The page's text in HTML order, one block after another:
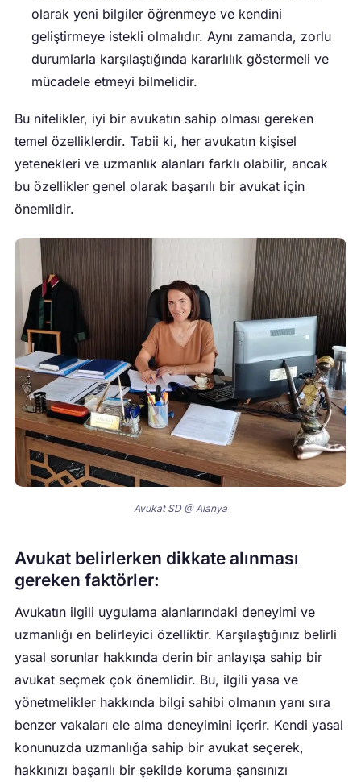
olarak yeni bilgiler öğrenmeye ve kendini
geliştirmeye istekli olmalıdır. Aynı zamanda, zorlu
durumlarla karşılaştığında kararlılık göstermeli ve
mücadele etmeyi bilmelidir.
Bu nitelikler, iyi bir avukatın sahip olması gereken
temel özelliklerdir. Tabii ki, her avukatın kişisel
yetenekleri ve uzmanlık alanları farklı olabilir, ancak
bu özellikler genel olarak başarılı bir avukat için
önemlidir.
Avukat SD @ Alanya
Avukat belirlerken dikkate alınması
gereken faktörler:
Avukatın ilgili uygulama alanlarındaki deneyimi ve
uzmanlığı en belirleyici özelliktir. Karşılaştığınız belirli
yasal sorunlar hakkında derin bir anlayışa sahip bir
avukat seçmek çok önemlidir. Bu, ilgili yasa ve
yönetmelikler hakkında bilgi sahibi olmanın yanı sıra
benzer vakaları ele alma deneyimini içerir. Kendi yasal
konunuzda uzmanlığa sahip bir avukat seçerek,
hakkınızı başarılı bir şekilde koruma şansınızı